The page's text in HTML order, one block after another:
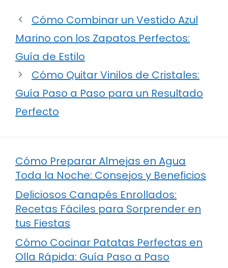
Cómo Combinar un Vestido Azul
Marino con los Zapatos Perfectos:
Guía de Estilo
Cómo Quitar Vinilos de Cristales:
Guía Paso a Paso para un Resultado
Perfecto
Cómo Preparar Almejas en Agua
Toda la Noche: Consejos y Beneficios
Deliciosos Canapés Enrollados:
Recetas Fáciles para Sorprender en
tus Fiestas
Cómo Cocinar Patatas Perfectas en
Olla Rápida: Guía Paso a Paso